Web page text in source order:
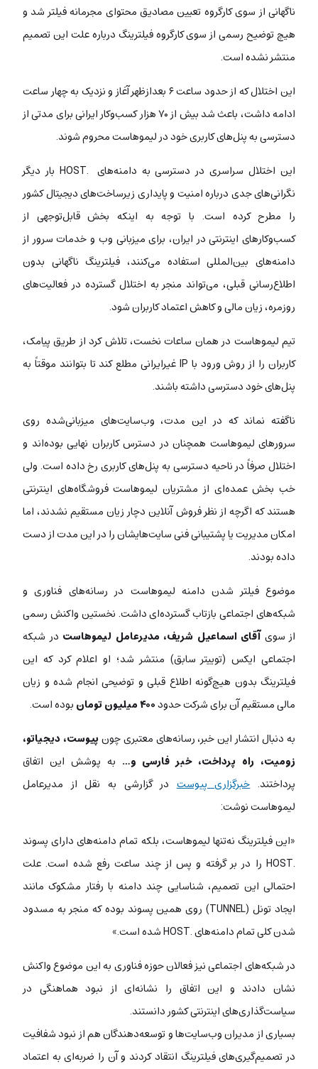
ناگهانی از سوی کارگروه تعیین مصادیق محتوای مجرمانه فیلتر شد و
هیچ توضیح رسمی از سوی کارگروه فیلترینگ درباره علت این تصمیم
منتشر نشده است.
این اختلال که از حدود ساعت ۶ بعدازظهر آغاز و نزدیک به چهار ساعت
ادامه داشت، باعث شد بیش از ۷۰ هزار کسب‌وکار ایرانی برای مدتی از
دسترسی به پنل‌های کاربری خود در لیموهاست محروم شوند.
این اختلال سراسری در دسترسی به دامنه‌های .HOST بار دیگر
نگرانی‌های جدی درباره امنیت و پایداری زیرساخت‌های دیجیتال کشور
را مطرح کرده است. با توجه به اینکه بخش قابل‌توجهی از
کسب‌وکارهای اینترنتی در ایران، برای میزبانی وب و خدمات سرور از
دامنه‌های بین‌المللی استفاده می‌کنند، فیلترینگ ناگهانی بدون
اطلاع‌رسانی قبلی، می‌تواند منجر به اختلال گسترده در فعالیت‌های
روزمره، زیان مالی و کاهش اعتماد کاربران شود.
تیم لیموهاست در همان ساعات نخست، تلاش کرد از طریق پیامک،
کاربران را از روش ورود با IP غیرایرانی مطلع کند تا بتوانند موقتاً به
پنل‌های خود دسترسی داشته باشند.
ناگفته نماند که در این مدت، وب‌سایت‌های میزبانی‌شده روی
سرورهای لیموهاست همچنان در دسترس کاربران نهایی بوده‌اند و
اختلال صرفاً در ناحیه دسترسی به پنل‌های کاربری رخ داده است. ولی
خب بخش عمده‌ای از مشتریان لیموهاست فروشگاه‌های اینترنتی
هستند که اگرچه از نظر فروش آنلاین دچار زیان مستقیم نشدند، اما
امکان مدیریت یا پشتیبانی فنی سایت‌هایشان را در این مدت از دست
داده بودند.
موضوع فیلتر شدن دامنه لیموهاست در رسانه‌های فناوری و
شبکه‌های اجتماعی بازتاب گسترده‌ای داشت. نخستین واکنش رسمی
از سویآقای اسماعیل شریف، مدیرعامل لیموهاست در شبکه
اجتماعی ایکس (توییتر سابق) منتشر شد؛ او اعلام کرد که این
فیلترینگ بدون هیچ‌گونه اطلاع قبلی و توضیحی انجام شده و زیان
مالی مستقیم آن برای شرکت حدود۴۰۰ میلیون تومان
بوده است.
به دنبال انتشار این خبر، رسانه‌های معتبری چونپیوست، دیجیاتو،
زومیت، راه پرداخت، خبر فارسی و… به پوشش این اتفاق
پرداختند.خبرگزاری پیوستدر گزارشی به نقل از مدیرعامل
لیموهاست نوشت:
«این فیلترینگ نه‌تنها لیموهاست، بلکه تمام دامنه‌های دارای پسوند
.HOST را در بر گرفته و پس از چند ساعت رفع شده است. علت
احتمالی این تصمیم، شناسایی چند دامنه با رفتار مشکوک مانند
ایجاد تونل (TUNNEL) روی همین پسوند بوده که منجر به مسدود
شدن کلی تمام دامنه‌های .HOST شده است.»
در شبکه‌های اجتماعی نیز فعالان حوزه فناوری به این موضوع واکنش
نشان دادند و این اتفاق را نشانه‌ای از نبود هماهنگی در
سیاست‌گذاری‌های اینترنتی کشور دانستند.
بسیاری از مدیران وب‌سایت‌ها و توسعه‌دهندگان هم از نبود شفافیت
در تصمیم‌گیری‌های فیلترینگ انتقاد کردند و آن را ضربه‌ای به اعتماد